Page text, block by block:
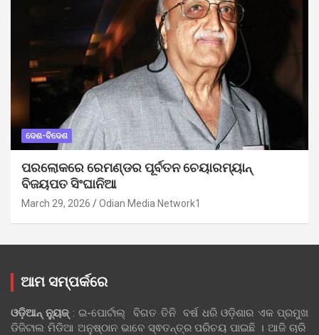
ଦେଶ-ବିଦେଶ
ପରଲୋକରେ ରେମଣ୍ଡର ପୂର୍ବତନ ଚେୟାରମ୍ୟାନ୍
ବିଜୟପତ ସିଂଘାନିଆ
March 29, 2026 Odian Media Network1
ଆମ ସମ୍ପର୍କରେ
ଓଡ଼ିଆନ୍‍ ନ୍ୟୁଜ୍‍: ଇ-ପୋର୍ଟାଲ୍ ବିଗତ ତିନି ବର୍ଷ ଧରି ଓଡ଼ିଶାର ଏକ ପ୍ରମୁଖ
ଡିଜିଟାଲ ମିଡିଆ ଅନୁଷ୍ଠାନ ଭାବେ ସ୍ଵତନ୍ତ୍ର ପରିଚୟ ପାଇଛି । ଆଜି ଚାରି